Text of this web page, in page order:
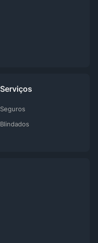
Serviços
Seguros
Blindados